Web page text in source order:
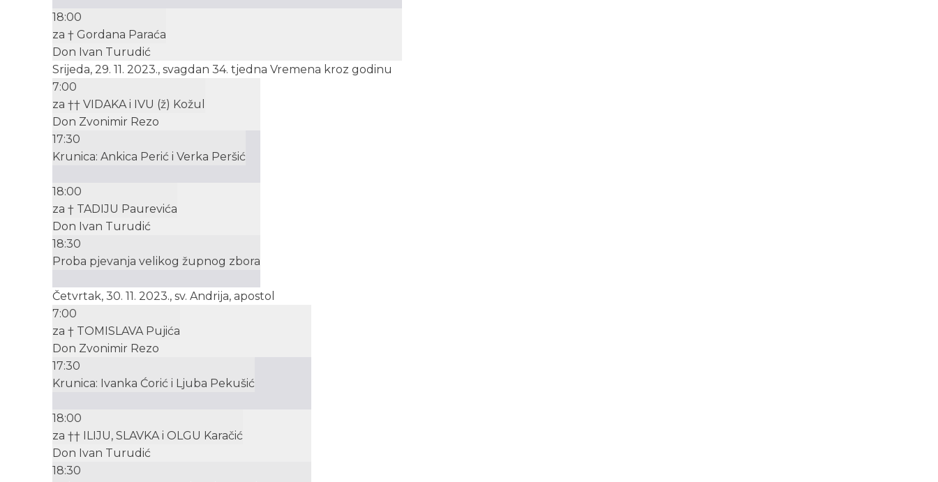
18:00
za † Gordana Paraća
Don Ivan Turudić
Srijeda, 29. 11. 2023., svagdan 34. tjedna Vremena kroz godinu
7:00
za †† VIDAKA i IVU (ž) Kožul
Don Zvonimir Rezo
17:30
Krunica: Ankica Perić i Verka Peršić
18:00
za † TADIJU Paurevića
Don Ivan Turudić
18:30
Proba pjevanja velikog župnog zbora
Četvrtak, 30. 11. 2023., sv. Andrija, apostol
7:00
za † TOMISLAVA Pujića
Don Zvonimir Rezo
17:30
Krunica: Ivanka Ćorić i Ljuba Pekušić
18:00
za †† ILIJU, SLAVKA i OLGU Karačić
Don Ivan Turudić
18:30